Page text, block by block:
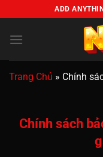
đến
nội
ADD
Trang Chủ » Chính
Chính sách